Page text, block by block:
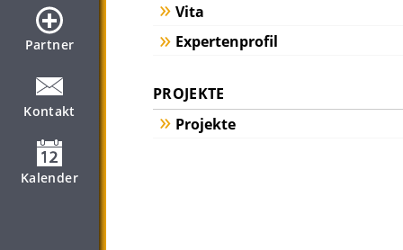
Partner
Kontakt
Kalender
Vita
Expertenprofil
PROJEKTE
Projekte